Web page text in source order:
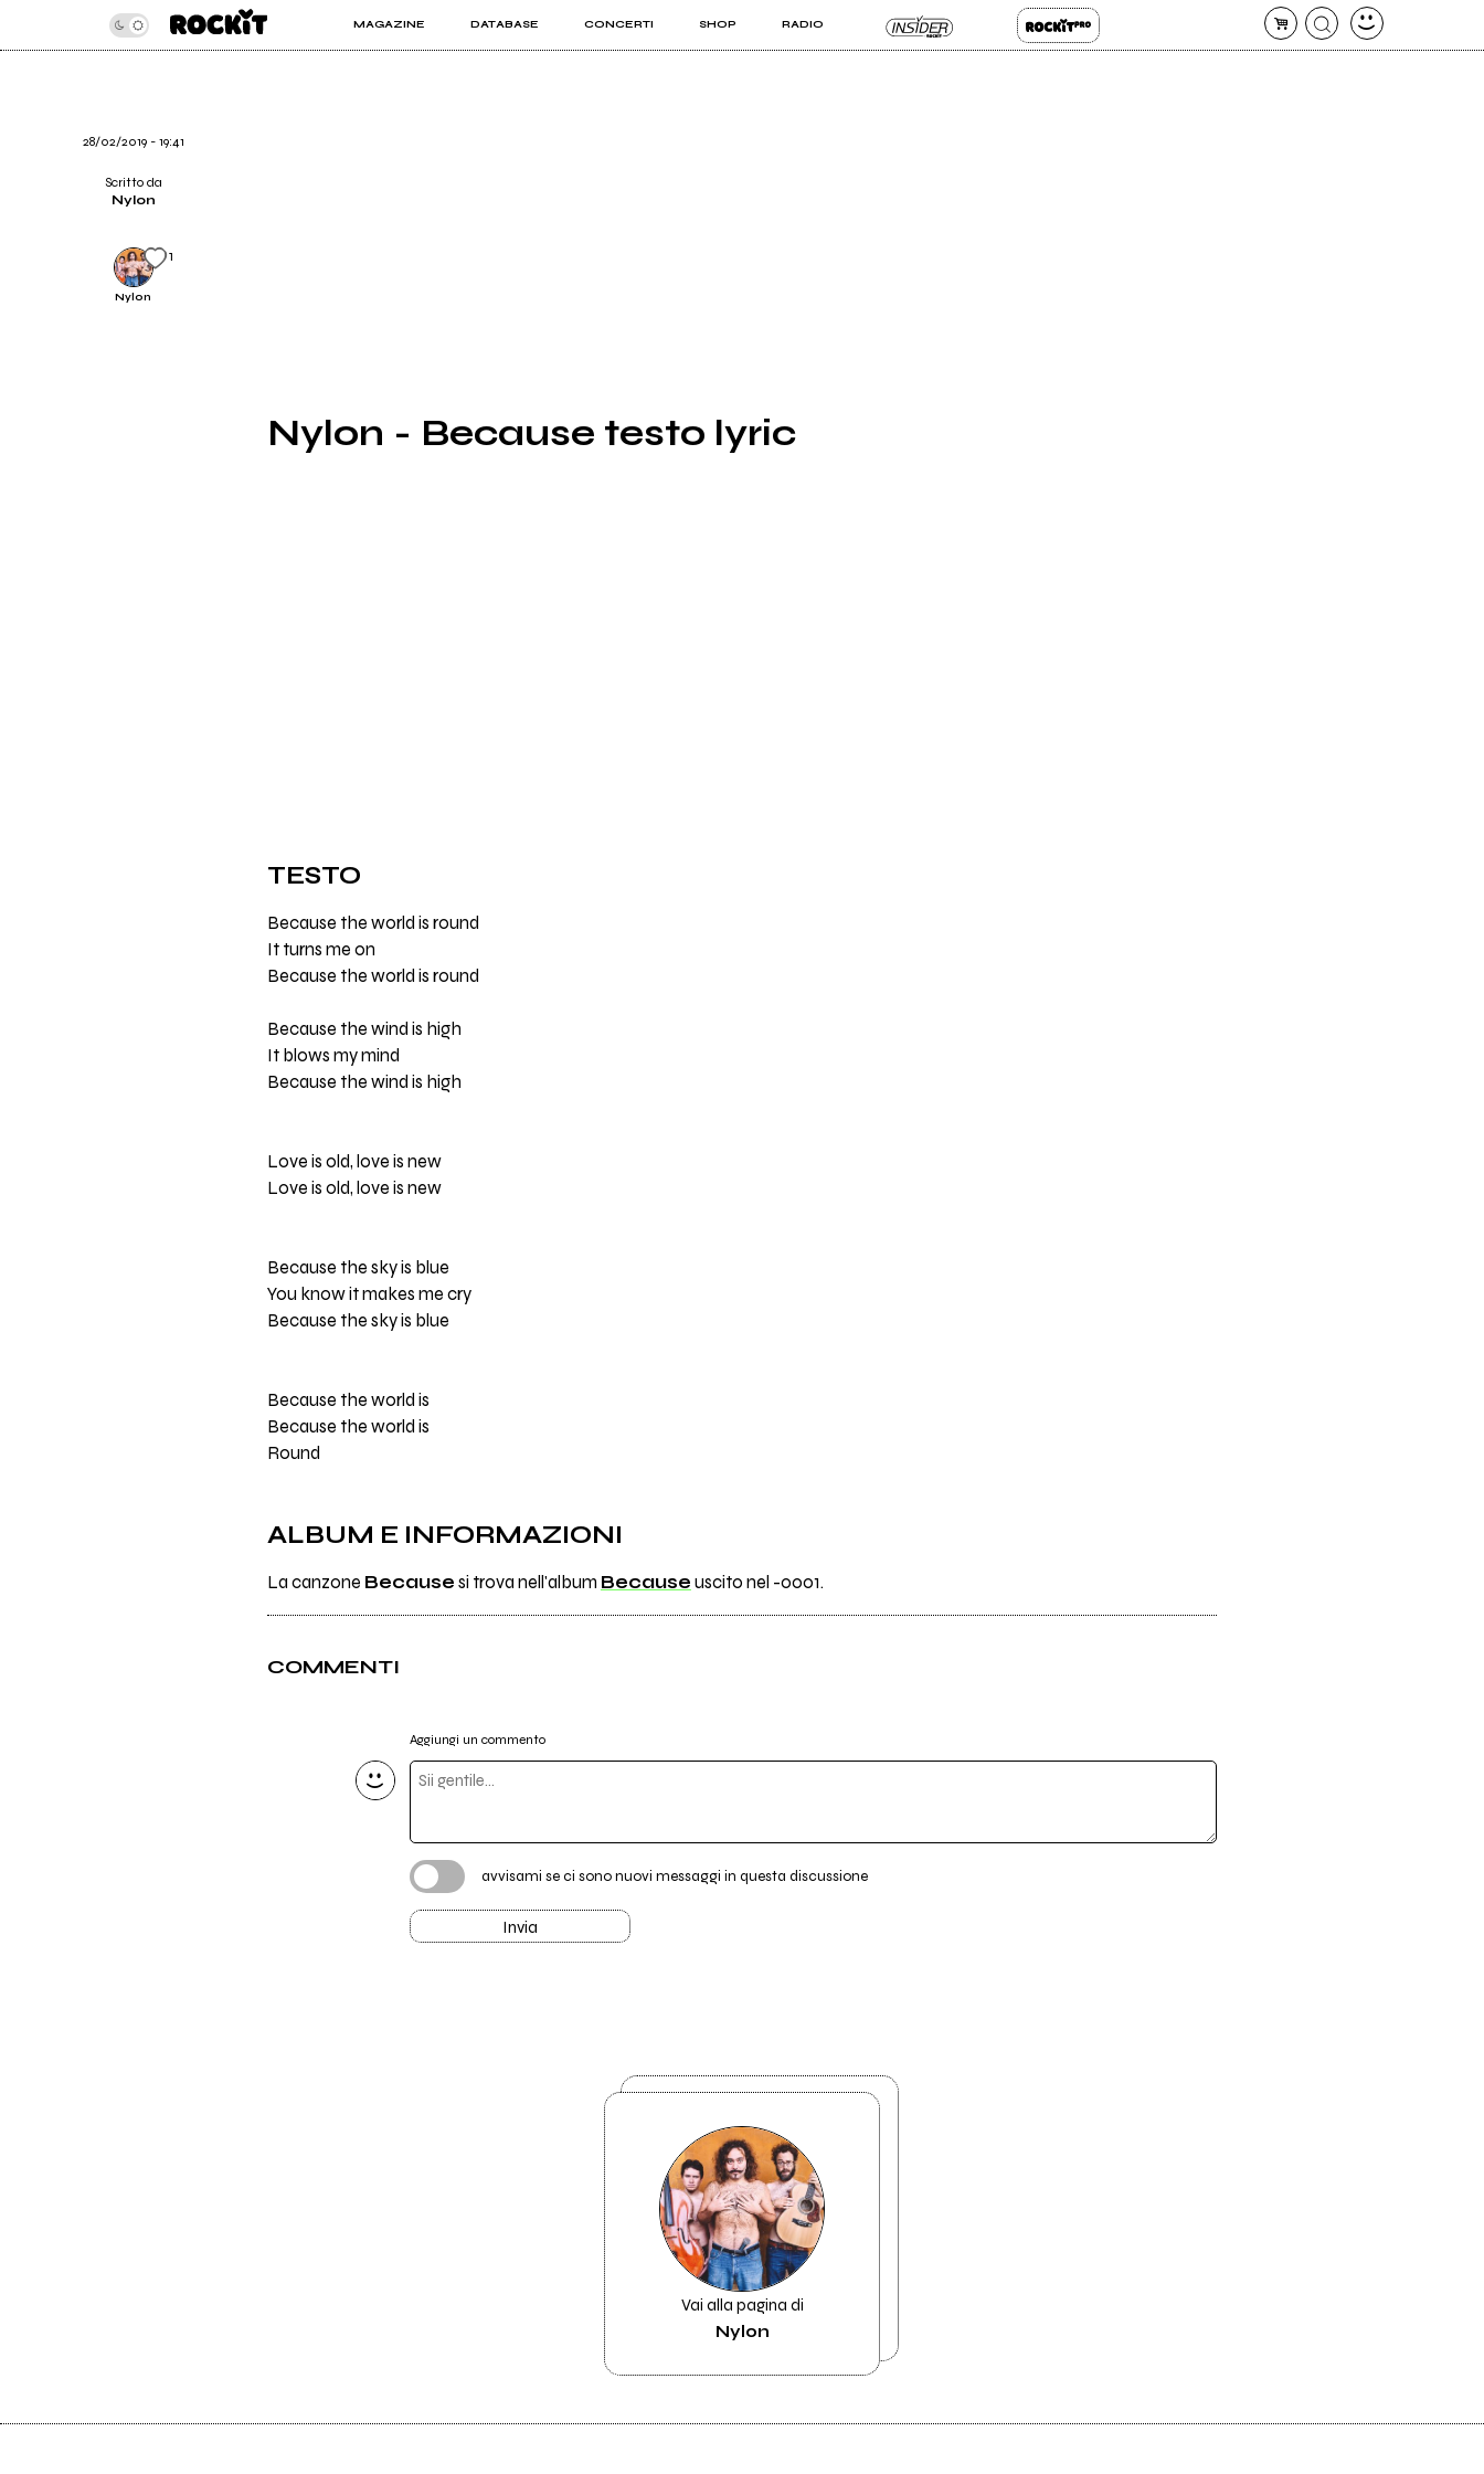
MAGAZINE DATABASE CONCERTI SHOP RADIO
INSIDER ROCKIT PRO
Nylon - Because testo lyric
28/02/2019 - 19:41
Scritto da
Nylon
Nylon
1
TESTO
Because the world is round
It turns me on
Because the world is round
Because the wind is high
It blows my mind
Because the wind is high
Love is old, love is new
Love is old, love is new
Because the sky is blue
You know it makes me cry
Because the sky is blue
Because the world is
Because the world is
Round
ALBUM E INFORMAZIONI
La canzone Because si trova nell'album Because uscito nel -0001.
COMMENTI
Aggiungi un commento
avvisami se ci sono nuovi messaggi in questa discussione
Invia
Vai alla pagina di
Nylon